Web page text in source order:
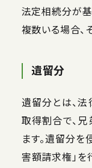
法定相続分が基
複数いる場合、
遺留分
遺留分とは、
取得割合で、
ます。遺留分
害額請求権」を